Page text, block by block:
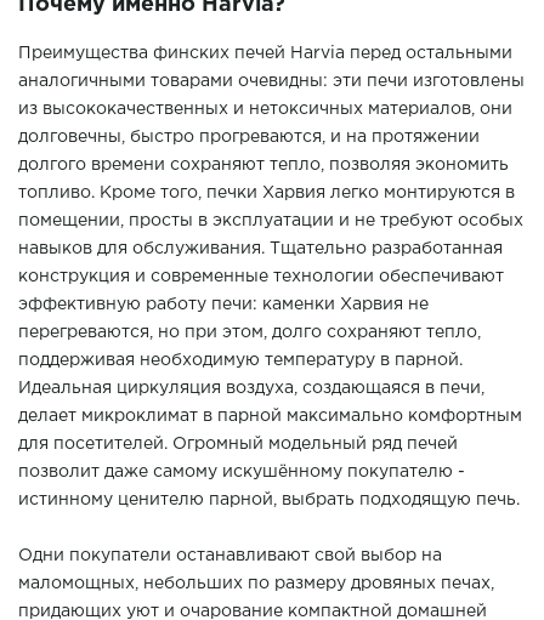
Почему именно Harvia?
Преимущества финских печей Harvia перед остальными
аналогичными товарами очевидны: эти печи изготовлены
из высококачественных и нетоксичных материалов, они
долговечны, быстро прогреваются, и на протяжении
долгого времени сохраняют тепло, позволяя экономить
топливо. Кроме того, печки Харвия легко монтируются в
помещении, просты в эксплуатации и не требуют особых
навыков для обслуживания. Тщательно разработанная
конструкция и современные технологии обеспечивают
эффективную работу печи: каменки Харвия не
перегреваются, но при этом, долго сохраняют тепло,
поддерживая необходимую температуру в парной.
Идеальная циркуляция воздуха, создающаяся в печи,
делает микроклимат в парной максимально комфортным
для посетителей. Огромный модельный ряд печей
позволит даже самому искушённому покупателю -
истинному ценителю парной, выбрать подходящую печь.
Одни покупатели останавливают свой выбор на
маломощных, небольших по размеру дровяных печах,
придающих уют и очарование компактной домашней